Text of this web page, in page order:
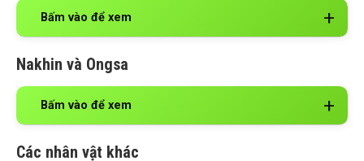
Bấm vào để xem
Nakhin và Ongsa
Bấm vào để xem
Các nhân vật khác